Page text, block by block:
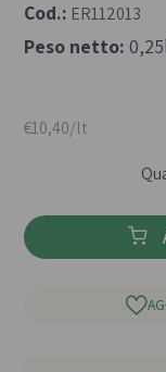
Cod.: ER112013
Peso netto:
€10,40/lt